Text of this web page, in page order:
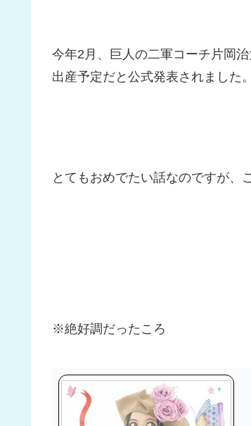
今年2月、巨人の二軍コーチ片岡
出産予定だと公式発表されました。
とてもおめでたい話なのですが
※絶好調だったころ